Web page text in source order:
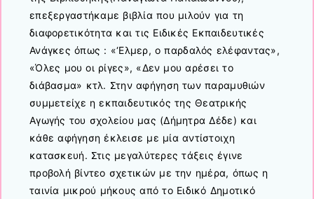
επεξεργαστήκαμε βιβλία που μιλούν για τη
διαφορετικότητα και τις Ειδικές Εκπαιδευτικές
Ανάγκες όπως : «‘Eλμερ, ο παρδαλός ελέφαντας»,
«Όλες μου οι ρίγες», «Δεν μου αρέσει το
διάβασμα» κτλ. Στην αφήγηση των παραμυθιών
συμμετείχε η εκπαιδευτικός της Θεατρικής
Αγωγής του σχολείου μας (Δήμητρα Δέδε) και
κάθε αφήγηση έκλεισε με μία αντίστοιχη
κατασκευή. Στις μεγαλύτερες τάξεις έγινε
προβολή βίντεο σχετικών με την ημέρα, όπως η
ταινία μικρού μήκους από το Ειδικό Δημοτικό